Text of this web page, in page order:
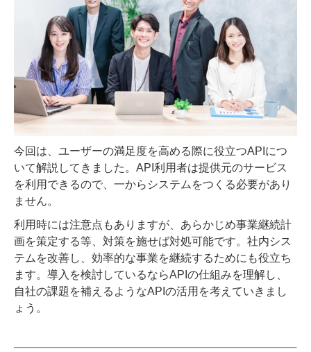
今回は、ユーザーの満足度を高める際に役立つAPIにつ
いて解説してきました。API利用者は提供元のサービス
を利用できるので、一からシステムをつくる必要があり
ません。
利用時には注意点もありますが、あらかじめ事業継続計
画を策定する等、対策を施せば対処可能です。社内シス
テムを改善し、効率的な事業を継続するためにも役立ち
ます。導入を検討しているならAPIの仕組みを理解し、
自社の課題を補えるようなAPIの活用を考えていきまし
ょう。